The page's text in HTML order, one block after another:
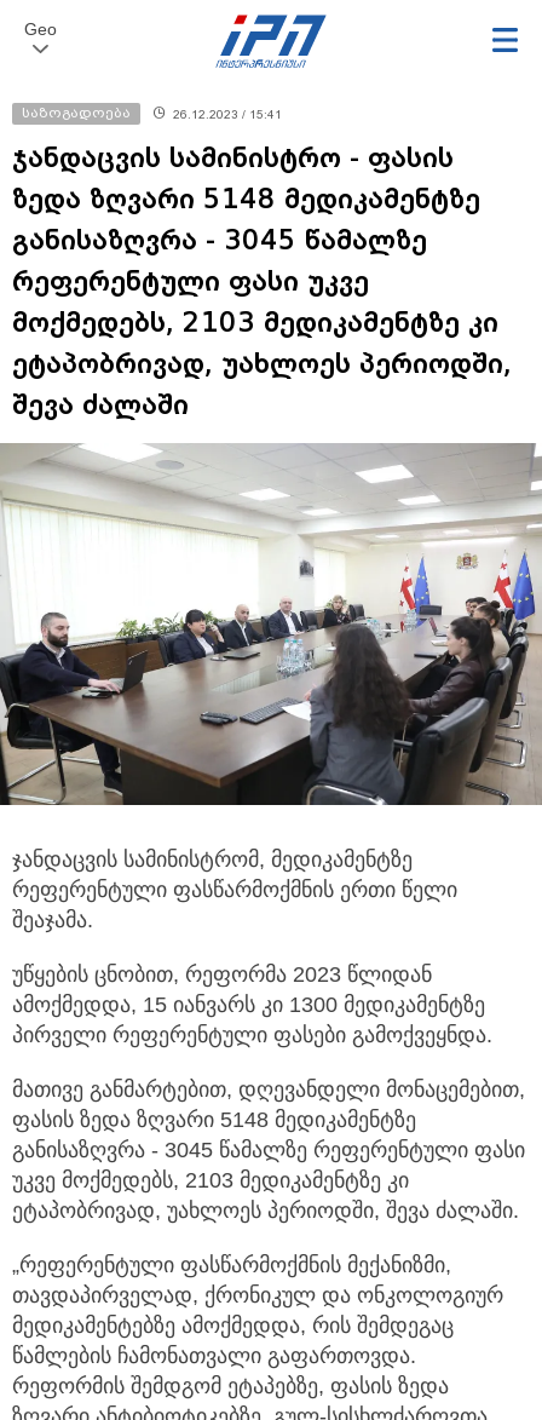
Geo
საზოგადოება 26.12.2023 / 15:41
ჯანდაცვის სამინისტრო - ფასის
ზედა ზღვარი 5148 მედიკამენტზე
განისაზღვრა - 3045 წამალზე
რეფერენტული ფასი უკვე
მოქმედებს, 2103 მედიკამენტზე კი
ეტაპობრივად, უახლოეს პერიოდში,
შევა ძალაში
ჯანდაცვის სამინისტრომ, მედიკამენტზე
რეფერენტული ფასწარმოქმნის ერთი წელი
შეაჯამა.
უწყების ცნობით, რეფორმა 2023 წლიდან
ამოქმედდა, 15 იანვარს კი 1300 მედიკამენტზე
პირველი რეფერენტული ფასები გამოქვეყნდა.
მათივე განმარტებით, დღევანდელი მონაცემებით,
ფასის ზედა ზღვარი 5148 მედიკამენტზე
განისაზღვრა - 3045 წამალზე რეფერენტული ფასი
უკვე მოქმედებს, 2103 მედიკამენტზე კი
ეტაპობრივად, უახლოეს პერიოდში, შევა ძალაში.
„რეფერენტული ფასწარმოქმნის მექანიზმი,
თავდაპირველად, ქრონიკულ და ონკოლოგიურ
მედიკამენტებზე ამოქმედდა, რის შემდეგაც
წამლების ჩამონათვალი გაფართოვდა.
რეფორმის შემდგომ ეტაპებზე, ფასის ზედა